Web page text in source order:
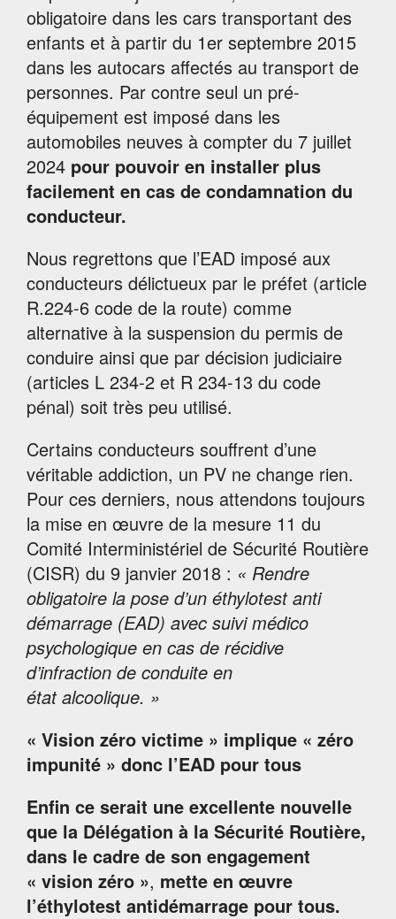
obligatoire dans les cars transportant des
enfants et à partir du 1er septembre 2015
dans les autocars affectés au transport de
personnes. Par contre seul un pré-
équipement est imposé dans les
automobiles neuves à compter du 7 juillet
2024 pour pouvoir en installer plus
facilement en cas de condamnation du
conducteur.
Nous regrettons que l’EAD imposé aux
conducteurs délictueux par le préfet (article
R.224-6 code de la route) comme
alternative à la suspension du permis de
conduire ainsi que par décision judiciaire
(articles L 234-2 et R 234-13 du code
pénal) soit très peu utilisé.
Certains conducteurs souffrent d’une
véritable addiction, un PV ne change rien.
Pour ces derniers, nous attendons toujours
la mise en œuvre de la mesure 11 du
Comité Interministériel de Sécurité Routière
(CISR) du 9 janvier 2018 : « Rendre
obligatoire la pose d’un éthylotest anti
démarrage (EAD) avec suivi médico
psychologique en cas de récidive
d’infraction de conduite en
état alcoolique. »
« Vision zéro victime » implique « zéro
impunité » donc l’EAD pour tous
Enfin ce serait une excellente nouvelle
que la Délégation à la Sécurité Routière,
dans le cadre de son engagement
« vision zéro », mette en œuvre
l’éthylotest antidémarrage pour tous.